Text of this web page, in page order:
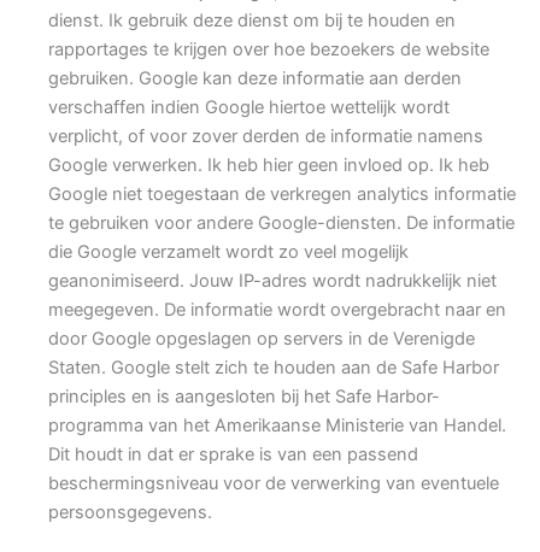
dienst. Ik gebruik deze dienst om bij te houden en
rapportages te krijgen over hoe bezoekers de website
gebruiken. Google kan deze informatie aan derden
verschaffen indien Google hiertoe wettelijk wordt
verplicht, of voor zover derden de informatie namens
Google verwerken. Ik heb hier geen invloed op. Ik heb
Google niet toegestaan de verkregen analytics informatie
te gebruiken voor andere Google-diensten. De informatie
die Google verzamelt wordt zo veel mogelijk
geanonimiseerd. Jouw IP-adres wordt nadrukkelijk niet
meegegeven. De informatie wordt overgebracht naar en
door Google opgeslagen op servers in de Verenigde
Staten. Google stelt zich te houden aan de Safe Harbor
principles en is aangesloten bij het Safe Harbor-
programma van het Amerikaanse Ministerie van Handel.
Dit houdt in dat er sprake is van een passend
beschermingsniveau voor de verwerking van eventuele
persoonsgegevens.